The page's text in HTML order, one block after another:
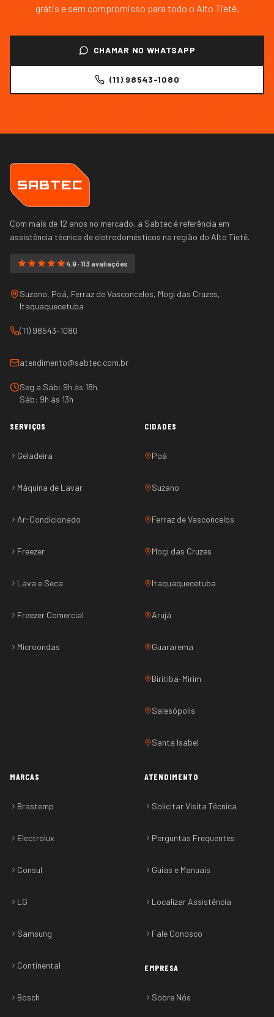
grátis e sem compromisso para todo o Alto Tietê.
CHAMAR NO WHATSAPP
(11) 98543-1080
Com mais de 12 anos no mercado, a Sabtec é referência em
assistência técnica de eletrodomésticos na região do Alto Tietê.
4.9 · 113 avaliações
Suzano, Poá, Ferraz de Vasconcelos, Mogi das Cruzes,
Itaquaquecetuba
(11) 98543-1080
atendimento@sabtec.com.br
Seg a Sáb: 9h às 18h
Sáb: 9h às 13h
SERVIÇOS
Geladeira
Máquina de Lavar
Ar-Condicionado
Freezer
Lava e Seca
Freezer Comercial
Microondas
CIDADES
Poá
Suzano
Ferraz de Vasconcelos
Mogi das Cruzes
Itaquaquecetuba
Arujá
Guararema
Biritiba-Mirim
Salesópolis
Santa Isabel
MARCAS
Brastemp
Electrolux
Consul
LG
Samsung
Continental
Bosch
ATENDIMENTO
Solicitar Visita Técnica
Perguntas Frequentes
Guias e Manuais
Localizar Assistência
Fale Conosco
EMPRESA
Sobre Nós